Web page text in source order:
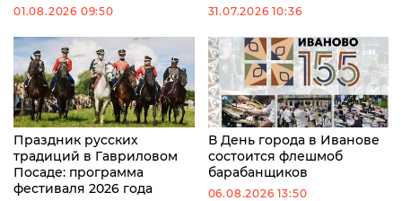
01.08.2026 09:50 31.07.2026 10:36
Праздник русских
традиций в Гавриловом
Посаде: программа
фестиваля 2026 года
В День города в Иванове
состоится флешмоб
барабанщиков
06.08.2026 13:50